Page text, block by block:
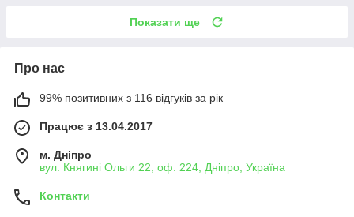
Показати ще
Про нас
99% позитивних з 116 відгуків за рік
Працює з 13.04.2017
м. Дніпро
вул. Княгині Ольги 22, оф. 224, Дніпро, Україна
Контакти